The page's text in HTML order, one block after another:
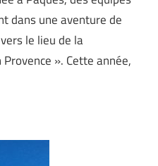
dans une aventure de
le lieu de la
». Cette année,